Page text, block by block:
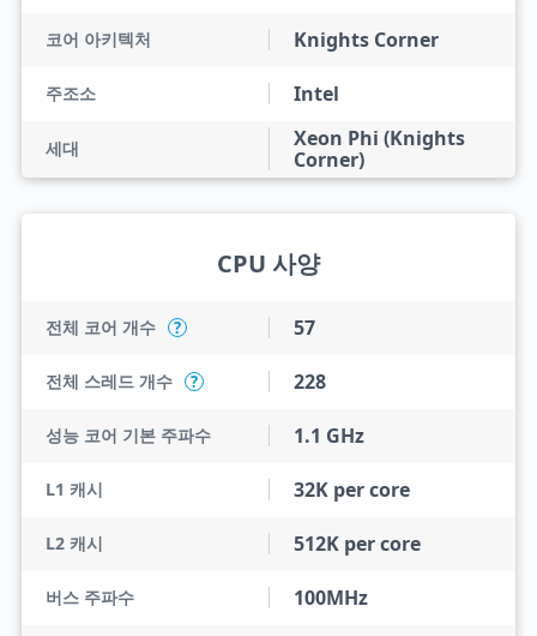
코어 아키텍처 Knights Corner
주조소 Intel
세대
Xeon Phi (Knights
Corner)
CPU 사양
전체 코어 개수 ? 57
전체 스레드 개수 ? 228
성능 코어 기본 주파수 1.1 GHz
L1 캐시 32K per core
L2 캐시 512K per core
버스 주파수 100MHz